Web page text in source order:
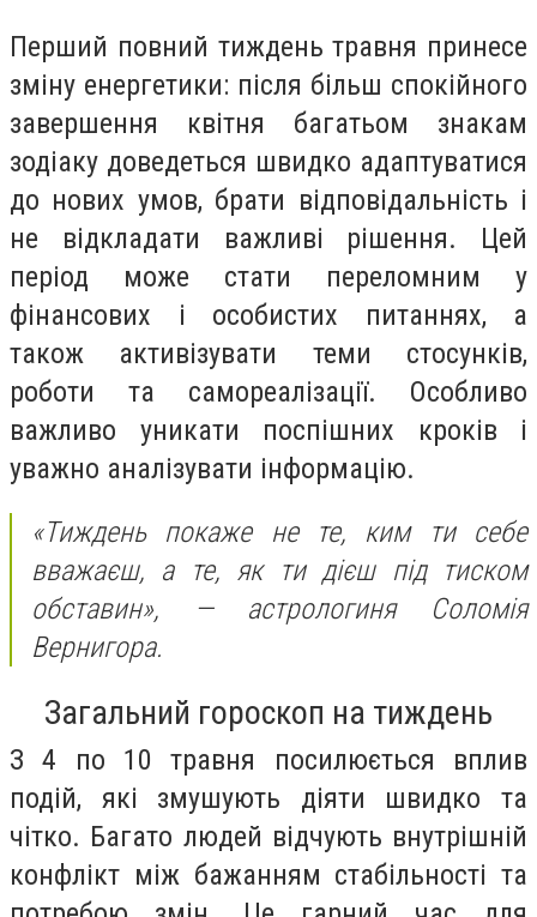
Перший повний тиждень травня принесе
зміну енергетики: після більш спокійного
завершення квітня багатьом знакам
зодіаку доведеться швидко адаптуватися
до нових умов, брати відповідальність і
не відкладати важливі рішення. Цей
період може стати переломним у
фінансових і особистих питаннях, а
також активізувати теми стосунків,
роботи та самореалізації. Особливо
важливо уникати поспішних кроків і
уважно аналізувати інформацію.
«Тиждень покаже не те, ким ти себе
вважаєш, а те, як ти дієш під тиском
обставин», — астрологиня Соломія
Вернигора.
Загальний гороскоп на тиждень
З 4 по 10 травня посилюється вплив
подій, які змушують діяти швидко та
чітко. Багато людей відчують внутрішній
конфлікт між бажанням стабільності та